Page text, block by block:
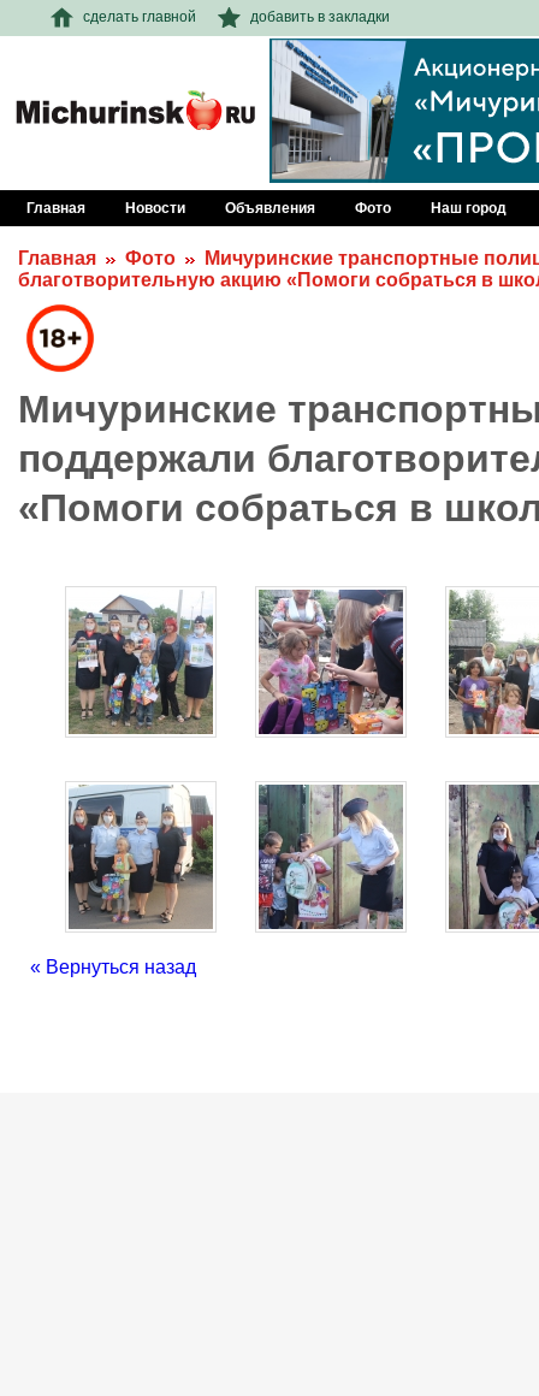
сделать главной добавить в закладки
Главная Новости Объявления Фото Наш город
Главная Фото
Мичуринские транспортные
благотворительную акцию «Помоги собраться в
Мичуринские
поддержали
«Помоги собраться в
« Вернуться назад